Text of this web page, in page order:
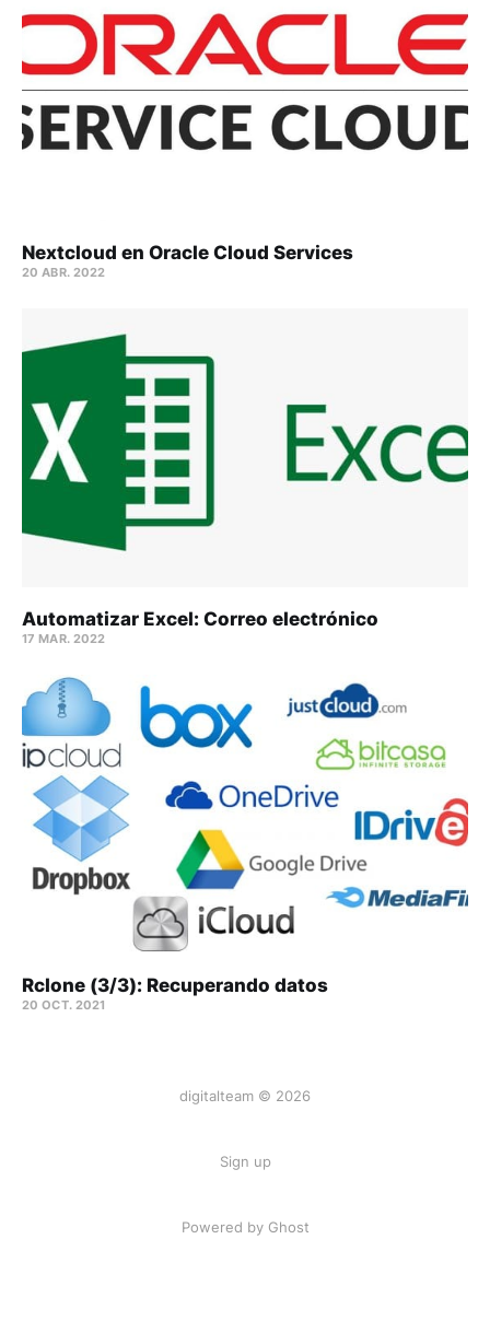
Nextcloud en Oracle Cloud Services
20 ABR. 2022
Automatizar Excel: Correo electrónico
17 MAR. 2022
Rclone (3/3): Recuperando datos
20 OCT. 2021
digitalteam © 2026
Sign up
Powered by Ghost